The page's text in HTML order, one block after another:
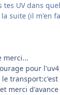
tes UV dans
suite (il m'en
merci...
pour l'uv4
transport:c'est
merci